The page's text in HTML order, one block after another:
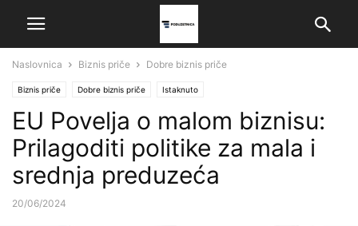
Naslovnica Biznis priče Dobre biznis priče
Biznis priče Dobre biznis priče Istaknuto
EU Povelja o malom biznisu:
Prilagoditi politike za mala i
srednja preduzeća
20/06/2024